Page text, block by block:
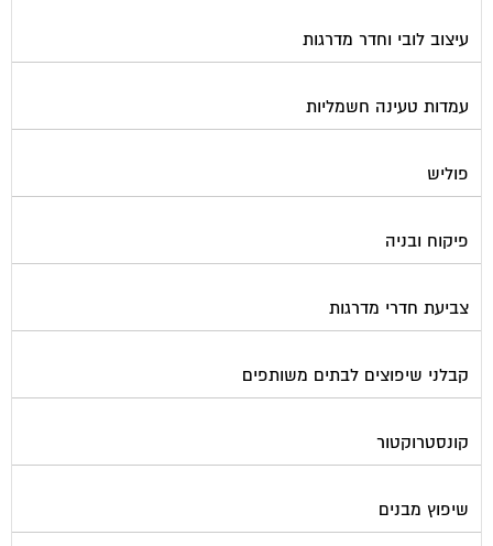
עיצוב לובי וחדר מדרגות
עמדות טעינה חשמליות
פוליש
פיקוח ובניה
צביעת חדרי מדרגות
קבלני שיפוצים לבתים משותפים
קונסטרוקטור
שיפוץ מבנים